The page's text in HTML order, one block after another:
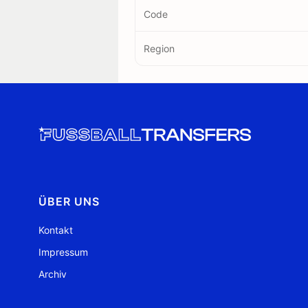
Code
Region
ÜBER UNS
Kontakt
Impressum
Archiv